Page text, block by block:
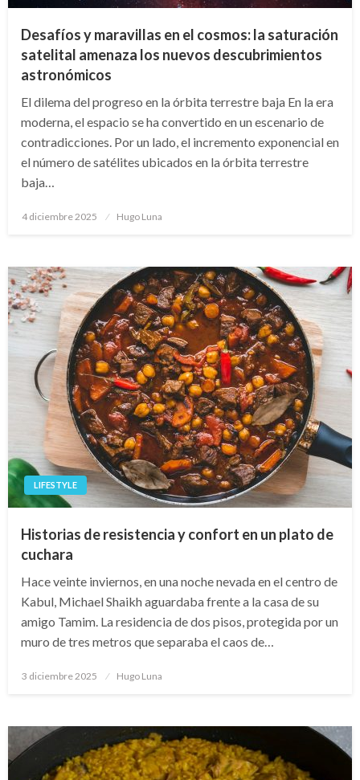
Desafíos y maravillas en el cosmos: la saturación
satelital amenaza los nuevos descubrimientos
astronómicos
El dilema del progreso en la órbita terrestre baja En la era
moderna, el espacio se ha convertido en un escenario de
contradicciones. Por un lado, el incremento exponencial en
el número de satélites ubicados en la órbita terrestre
baja…
Publicado
4 diciembre 2025 Hugo Luna
LIFESTYLE
Historias de resistencia y confort en un plato de
cuchara
Hace veinte inviernos, en una noche nevada en el centro de
Kabul, Michael Shaikh aguardaba frente a la casa de su
amigo Tamim. La residencia de dos pisos, protegida por un
muro de tres metros que separaba el caos de…
Publicado
3 diciembre 2025 Hugo Luna